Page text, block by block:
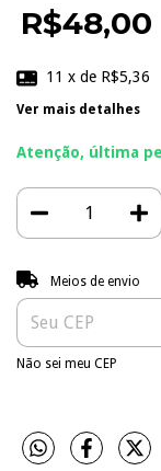
R$48,00
11 x de R$5,36
Ver mais detalhes
Atenção, última
Entregas para o CEP:
Meios de envio
Não sei meu CEP